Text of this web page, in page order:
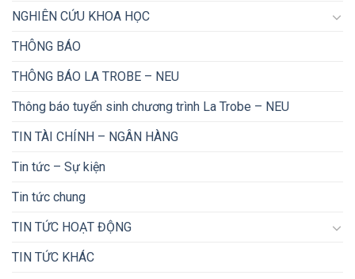
NGHIÊN CỨU KHOA HỌC
THÔNG BÁO
THÔNG BÁO LA TROBE – NEU
Thông báo tuyển sinh chương trình La Trobe – NEU
TIN TÀI CHÍNH – NGÂN HÀNG
Tin tức – Sự kiện
Tin tức chung
TIN TỨC HOẠT ĐỘNG
TIN TỨC KHÁC